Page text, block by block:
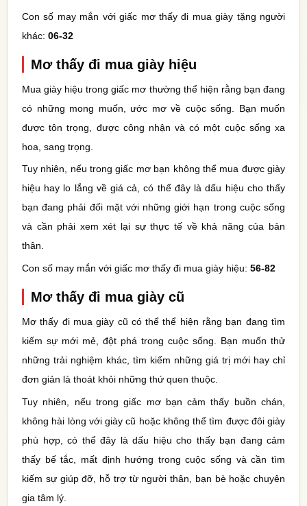
Con số may mắn với giấc mơ thấy đi mua giày tặng người
khác: 06-32
Mơ thấy đi mua giày hiệu
Mua giày hiệu trong giấc mơ thường thể hiện rằng bạn đang
có những mong muốn, ước mơ về cuộc sống. Bạn muốn
được tôn trọng, được công nhận và có một cuộc sống xa
hoa, sang trọng.
Tuy nhiên, nếu trong giấc mơ bạn không thể mua được giày
hiệu hay lo lắng về giá cả, có thể đây là dấu hiệu cho thấy
bạn đang phải đối mặt với những giới hạn trong cuộc sống
và cần phải xem xét lại sự thực tế về khả năng của bản
thân.
Con số may mắn với giấc mơ thấy đi mua giày hiệu: 56-82
Mơ thấy đi mua giày cũ
Mơ thấy đi mua giày cũ có thể thể hiện rằng bạn đang tìm
kiếm sự mới mẻ, đột phá trong cuộc sống. Bạn muốn thử
những trải nghiệm khác, tìm kiếm những giá trị mới hay chỉ
đơn giản là thoát khỏi những thứ quen thuộc.
Tuy nhiên, nếu trong giấc mơ bạn cảm thấy buồn chán,
không hài lòng với giày cũ hoặc không thể tìm được đôi giày
phù hợp, có thể đây là dấu hiệu cho thấy bạn đang cảm
thấy bế tắc, mất định hướng trong cuộc sống và cần tìm
kiếm sự giúp đỡ, hỗ trợ từ người thân, bạn bè hoặc chuyên
gia tâm lý.